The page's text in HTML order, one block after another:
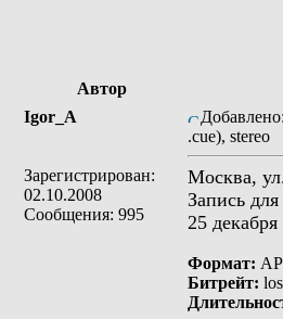
Автор
Igor_A
Зарегистрирован:
02.10.2008
Сообщения: 995
.cue), stereo
Москва,
Запись
25 декабря
Формат:
Битрейт: